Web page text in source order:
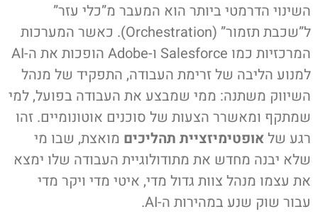
השינוי הדרמטי ביותר הוא המעבר מ”כלי עזר”
ל”שכבת תזמור” (Orchestration). כאשר המערכות
המרכזיות כמו Salesforce ו-Adobe הופכות את ה-AI
למנוע הליבה של זרימת העבודה, התפקיד של מנהל
השיווק משתנה: ממי שמבצע את העבודה בפועל, למי
שמתקף ומאשרר הצעות של סוכנים אוטונומיים. זהו
רגע שלאופטימיזציית תהליכים מואצת, שבו מי
שלא יבנה מחדש את מתודולוגיית העבודה שלו ימצא
את עצמו מנהל צוות גדול מדי, איטי מדי ויקר מדי
עבור שוק שנע במהירות ה-AI.